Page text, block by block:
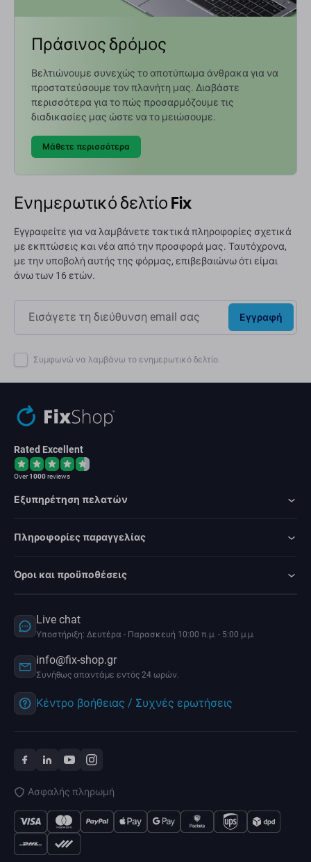
Πράσινος δρόμος
Βελτιώνουμε συνεχώς το αποτύπωμα άνθρακα για να
προστατεύσουμε τον πλανήτη μας. Διαβάστε
περισσότερα για το πώς προσαρμόζουμε τις
διαδικασίες μας ώστε να το μειώσουμε.
Μάθετε περισσότερα
Ενημερωτικό δελτίο Fix
Εγγραφείτε για να λαμβάνετε τακτικά πληροφορίες σχετικά
με εκπτώσεις και νέα από την προσφορά μας. Ταυτόχρονα,
με την υποβολή αυτής της φόρμας, επιβεβαιώνω ότι είμαι
άνω των 16 ετών.
Εγγραφή
Συμφωνώ να λαμβάνω το ενημερωτικό δελτίο.
Rated Excellent
Over1000reviews
Εξυπηρέτηση πελατών
Πληροφορίες παραγγελίας
Όροι και προϋποθέσεις
Live chat
Υποστήριξη: Δευτέρα - Παρασκευή 10:00 π.μ. - 5:00 μ.μ.
info@fix-shop.gr
Συνήθως απαντάμε εντός 24 ωρών.
Κέντρο βοήθειας / Συχνές ερωτήσεις
Ασφαλής πληρωμή